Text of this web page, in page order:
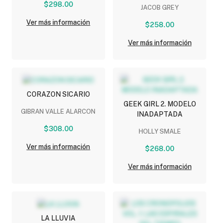
$298.00
Ver más información
JACOB GREY
$258.00
Ver más información
CORAZON SICARIO
GIBRAN VALLE ALARCON
$308.00
Ver más información
GEEK GIRL 2. MODELO
INADAPTADA
HOLLY SMALE
$268.00
Ver más información
LA LLUVIA